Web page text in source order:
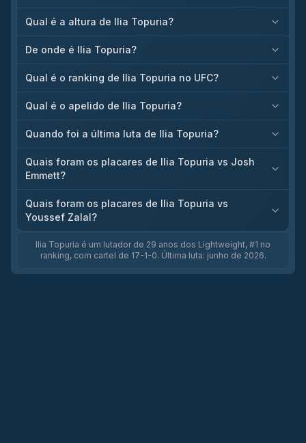
Qual é a altura de Ilia Topuria?
De onde é Ilia Topuria?
Qual é o ranking de Ilia Topuria no UFC?
Qual é o apelido de Ilia Topuria?
Quando foi a última luta de Ilia Topuria?
Quais foram os placares de Ilia Topuria vs Josh
Emmett?
Quais foram os placares de Ilia Topuria vs
Youssef Zalal?
Ilia Topuria é um lutador de 29 anos dos Lightweight, #1 no
ranking, com cartel de 17-1-0. Última luta: junho de 2026.